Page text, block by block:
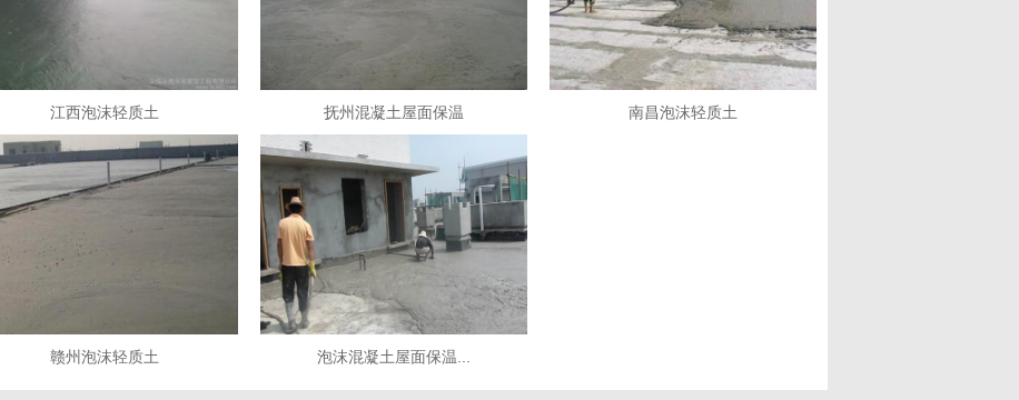
江西泡沫轻质土 抚州混凝土屋面保温 南昌泡沫轻质土
赣州泡沫轻质土 泡沫混凝土屋面保温...